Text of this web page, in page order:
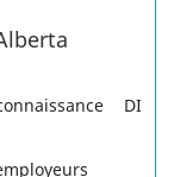
DI